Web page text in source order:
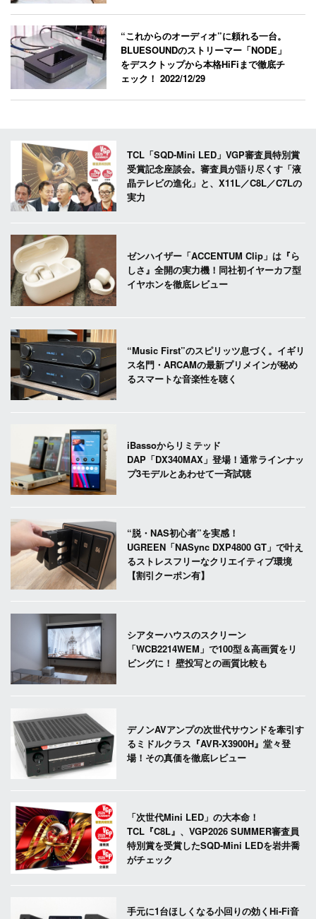
“これからのオーディオ”に頼れる一台。
BLUESOUNDのストリーマー「NODE」
をデスクトップから本格HiFiまで徹底チ
ェック！2022/12/29
TCL「SQD-Mini LED」VGP審査員特別賞
受賞記念座談会。審査員が語り尽くす「液
晶テレビの進化」と、X11L／C8L／C7Lの
実力
ゼンハイザー「ACCENTUM Clip」は『ら
しさ』全開の実力機！同社初イヤーカフ型
イヤホンを徹底レビュー
“Music First”のスピリッツ息づく。イギリ
ス名門・ARCAMの最新プリメインが秘め
るスマートな音楽性を聴く
iBassoからリミテッド
DAP「DX340MAX」登場！通常ラインナッ
プ3モデルとあわせて一斉試聴
“脱・NAS初心者”を実感！
UGREEN「NASync DXP4800 GT」で叶え
るストレスフリーなクリエイティブ環境
【割引クーポン有】
シアターハウスのスクリーン
「WCB2214WEM」で100型＆高画質をリ
ビングに！ 壁投写との画質比較も
デノンAVアンプの次世代サウンドを牽引す
るミドルクラス『AVR-X3900H』堂々登
場！その真価を徹底レビュー
「次世代Mini LED」の大本命！
TCL『C8L』、VGP2026 SUMMER審査員
特別賞を受賞したSQD-Mini LEDを岩井喬
がチェック
手元に1台ほしくなる小回りの効くHi-Fi音